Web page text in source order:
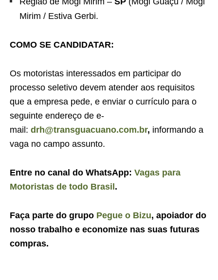
Mirim / Estiva Gerbi.
COMO SE CANDIDATAR:
Os motoristas interessados em participar do
processo seletivo devem atender aos requisitos
que a empresa pede, e enviar o currículo para o
seguinte endereço de e-
mail: drh@transguacuano.com.br, informando a
vaga no campo assunto.
Entre no canal do WhatsApp: Vagas para
Motoristas de todo Brasil.
Faça parte do grupo Pegue o Bizu, apoiador do
nosso trabalho e economize nas suas futuras
compras.